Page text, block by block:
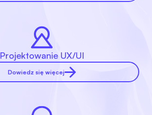
Projektowanie UX/UI
Dowiedz się więcej